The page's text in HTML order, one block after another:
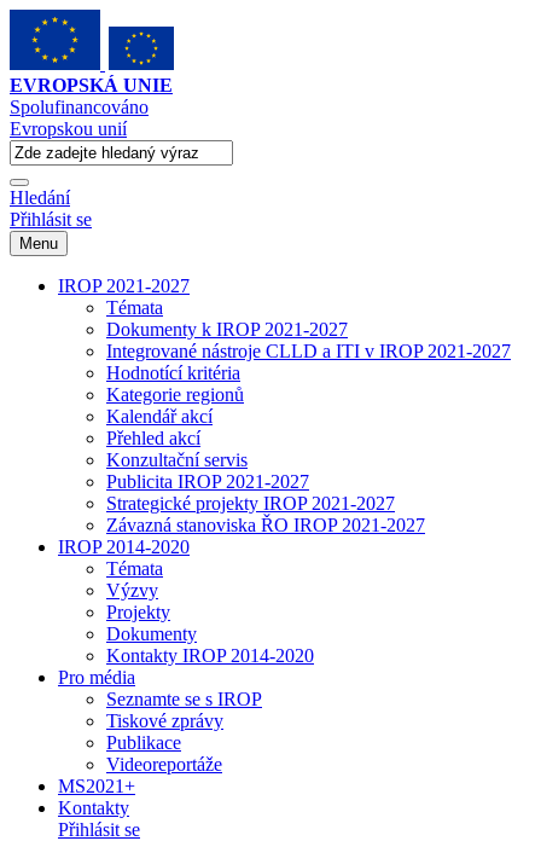
EVROPSKÁ UNIE
Spolufinancováno
Evropskou unií
Hledání
Přihlásit se
Menu
IROP 2021-2027
Témata
Dokumenty k IROP 2021-2027
Integrované nástroje CLLD a ITI v IROP 2021-2027
Hodnotící kritéria
Kategorie regionů
Kalendář akcí
Přehled akcí
Konzultační servis
Publicita IROP 2021-2027
Strategické projekty IROP 2021-2027
Závazná stanoviska ŘO IROP 2021-2027
IROP 2014-2020
Témata
Výzvy
Projekty
Dokumenty
Kontakty IROP 2014-2020
Pro média
Seznamte se s IROP
Tiskové zprávy
Publikace
Videoreportáže
MS2021+
Kontakty
Přihlásit se